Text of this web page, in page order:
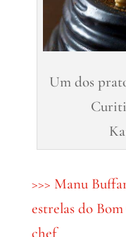
Um dos
>>> Manu
estrelas do
chef